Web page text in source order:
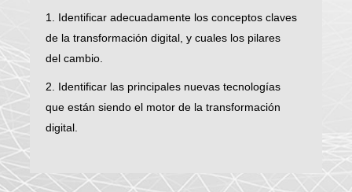
1. Identificar adecuadamente los conceptos claves
de la transformación digital, y cuales los pilares
del cambio.
2. Identificar las principales nuevas tecnologías
que están siendo el motor de la transformación
digital.